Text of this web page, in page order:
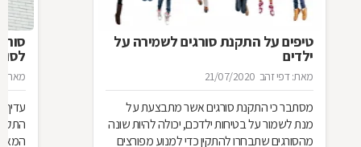
טיפים על התקנת סורגים לשמירה על
ילדים
מאת: דפי זהב 21/07/2020
מסתבר כי התקנת סורגים אשר מתבצעת על
מנת לשמור על בטיחות ילדכם, יכולה להיות שונה
מהסורגים שתבחרו להתקין כדי למנוע מפורצים
מאת: